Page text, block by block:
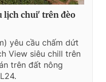
lịch chui' trên đèo
yêu cầu chấm dứt
View siêu chill trên
trên đất nông